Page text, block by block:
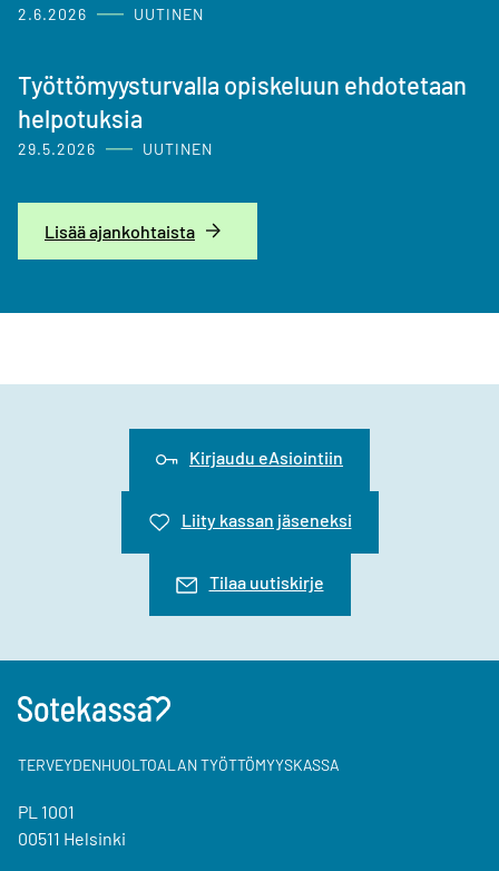
2.6.2026 UUTINEN
Työttömyysturvalla opiskeluun ehdotetaan
helpotuksia
29.5.2026 UUTINEN
Lisää ajankohtaista
Kirjaudu eAsiointiin
Liity kassan jäseneksi
Tilaa uutiskirje
TERVEYDENHUOLTOALAN TYÖTTÖMYYSKASSA
PL 1001
00511 Helsinki